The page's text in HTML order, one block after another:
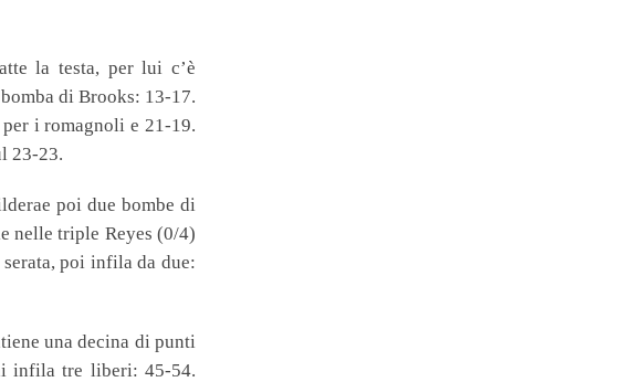
la testa, per lui c’è
di Brooks: 13-17.
i romagnoli e 21-19.
23-23.
poi due bombe di
nelle triple Reyes (0/4)
poi infila da due:
una decina di punti
infila tre liberi: 45-54.